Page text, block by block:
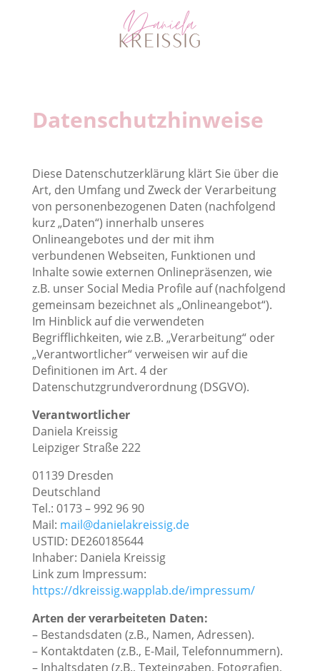
Datenschutzhinweise
Diese Datenschutzerklärung klärt Sie über die
Art, den Umfang und Zweck der Verarbeitung
von personenbezogenen Daten (nachfolgend
kurz „Daten“) innerhalb unseres
Onlineangebotes und der mit ihm
verbundenen Webseiten, Funktionen und
Inhalte sowie externen Onlinepräsenzen, wie
z.B. unser Social Media Profile auf (nachfolgend
gemeinsam bezeichnet als „Onlineangebot“).
Im Hinblick auf die verwendeten
Begrifflichkeiten, wie z.B. „Verarbeitung“ oder
„Verantwortlicher“ verweisen wir auf die
Definitionen im Art. 4 der
Datenschutzgrundverordnung (DSGVO).
Verantwortlicher
Daniela Kreissig
Leipziger Straße 222
01139 Dresden
Deutschland
Tel.: 0173 – 992 96 90
Mail: mail@danielakreissig.de
USTID: DE260185644
Inhaber: Daniela Kreissig
Link zum Impressum:
https://dkreissig.wapplab.de/impressum/
Arten der verarbeiteten Daten:
– Bestandsdaten (z.B., Namen, Adressen).
– Kontaktdaten (z.B., E-Mail, Telefonnummern).
– Inhaltsdaten (z.B., Texteingaben, Fotografien,